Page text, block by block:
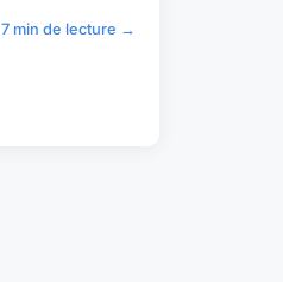
7 min de lecture →